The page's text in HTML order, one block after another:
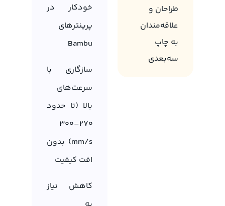
طراحان و
علاقه‌مندان
به چاپ
سه‌بعدی
خودکار در
پرینترهای
Bambu
سازگاری با
سرعت‌های
بالا (تا حدود
۲۷۰–۳۰۰
mm/s) بدون
افت کیفیت
کاهش نیاز